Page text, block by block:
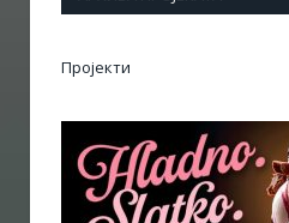
Пројекти